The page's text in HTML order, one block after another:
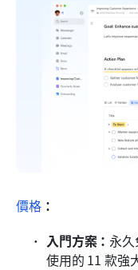
價格：
入門方案： 永
使用的 11 款強